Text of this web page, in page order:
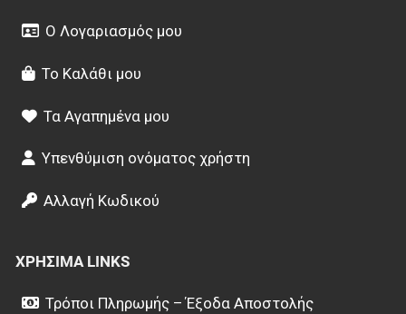
Ο Λογαριασμός μου
Το Καλάθι μου
Τα Αγαπημένα μου
Υπενθύμιση ονόματος χρήστη
Αλλαγή Κωδικού
ΧΡΉΣΙΜΑ LINKS
Τρόποι Πληρωμής – Έξοδα Αποστολής